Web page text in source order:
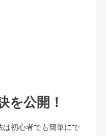
を公開！
は初心者でも簡単にで